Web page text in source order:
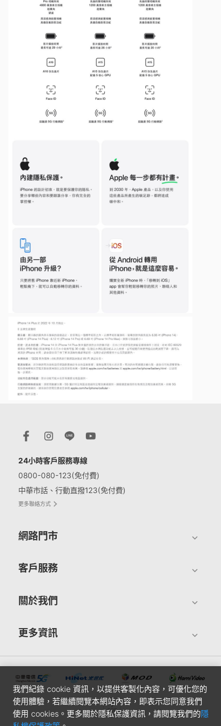
24小時客戶服務專線
0800-080-123(免付費)
中華市話、行動直撥123(免付費)
更多聯絡方式
網路門市
客戶服務
關於我們
更多資訊
我們紀錄 cookie 資訊，以提供客製化內容，可優化您的
使用體驗，若繼續閱覽本網站內容，即表示您同意我們
使用 cookies。更多關於隱私保護資訊，請閱覽我們的隱